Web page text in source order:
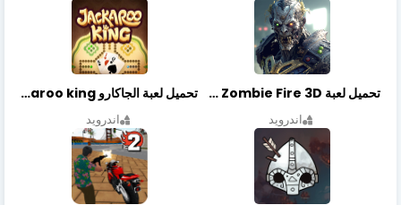
تحميل لعبة Zombie Fire 3D مهكرة آخر إصدار
اندرويد
تحميل لعبة الجاكارو jackaroo king آخر إصدار
اندرويد